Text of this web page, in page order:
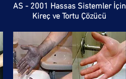
AS - 2001 Hassas Sistemler İçin
Kireç ve Tortu Çözücü